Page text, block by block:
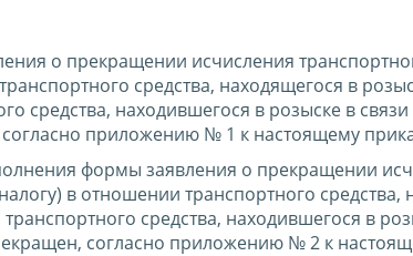
о прекращении исчисления
средства, находящегося в
средства, находившегося в розыске в
приложению № 1 к настоящему
формы заявления о прекращении
в отношении транспортного средства,
средства, находившегося в
согласно приложению № 2 к